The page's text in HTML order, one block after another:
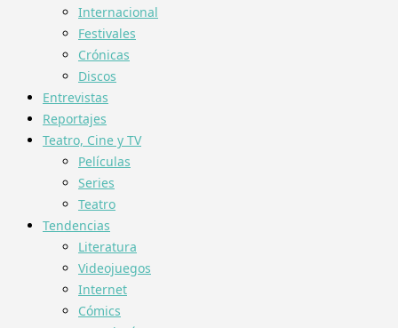
Internacional
Festivales
Crónicas
Discos
Entrevistas
Reportajes
Teatro, Cine y TV
Películas
Series
Teatro
Tendencias
Literatura
Videojuegos
Internet
Cómics